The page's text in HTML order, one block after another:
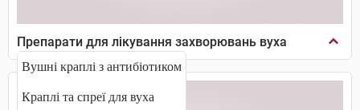
Препарати для лікування захворювань вуха
Вушні краплі з антибіотиком
Краплі та спреї для вуха